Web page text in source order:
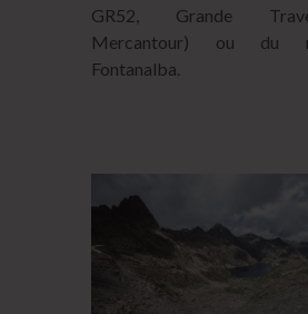
GR52, Grande
Mercantour) ou du
Fontanalba.